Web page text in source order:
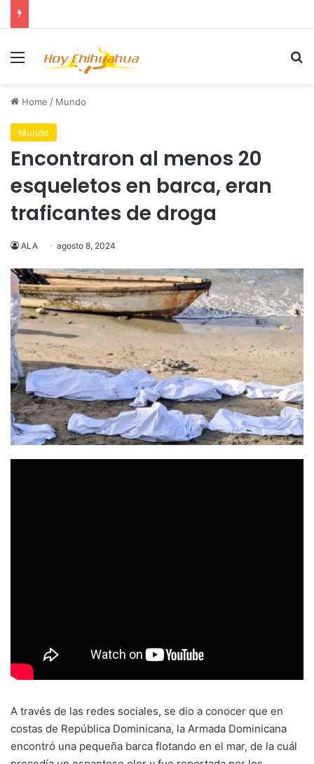
Menu
Home / Mundo
Mundo
Encontraron al menos 20
esqueletos en barca, eran
traficantes de droga
ALA agosto 8, 2024
A través de las redes sociales, se dio a conocer que en
costas de República Dominicana, la Armada Dominicana
encontró una pequeña barca flotando en el mar, de la cuál